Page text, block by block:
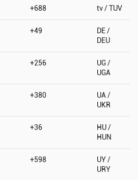
+688 tv / TUV
+49
DE /
DEU
+256
UG /
UGA
+380
UA /
UKR
+36
HU /
HUN
+598
UY /
URY